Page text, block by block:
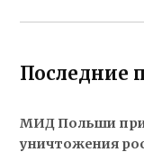
Последние
МИД Польши
уничтожения